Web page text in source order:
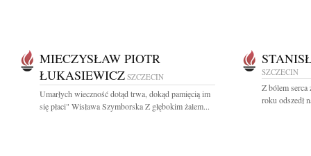
MIECZYSŁAW PIOTR
ŁUKASIEWICZ SZCZECIN
Umarłych wieczność dotąd trwa, dokąd pamięcią im
się płaci" Wisława Szymborska Z głębokim żalem...
SZCZECIN
Z bólem serca
roku odszedł